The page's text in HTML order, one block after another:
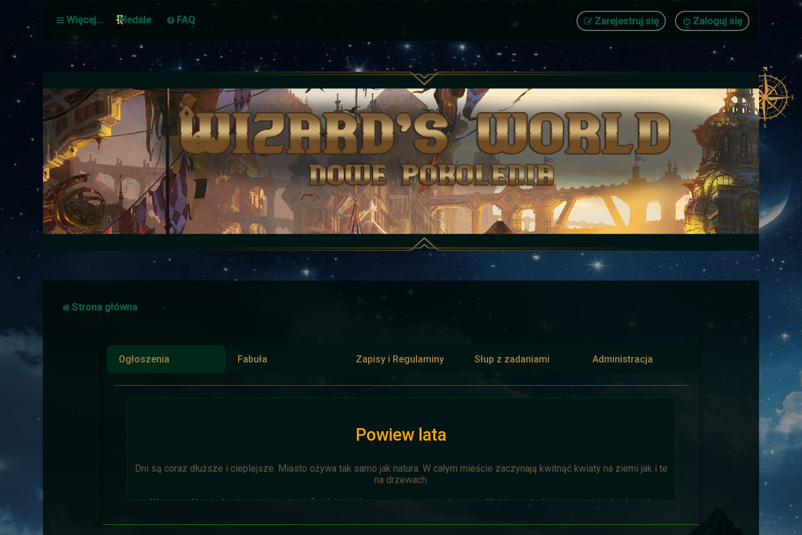
Więcej… Medale FAQ Zaloguj się
Zarejestruj się
Strona główna
Ogłoszenia Fabuła Zapisy i Regulaminy Słup z zadaniami Administracja
Powiew lata
Dni są coraz dłuższe i cieplejsze. Miasto ożywa tak samo jak natura. W całym mieście zaczynają kwitnąć kwiaty na ziemi jak i te
na drzewach.
Wyprawa Na piaskach czasu zostaje oficjalnie anulowana z winy prowadzącego. Każda osoba biorąca w niej udział niech